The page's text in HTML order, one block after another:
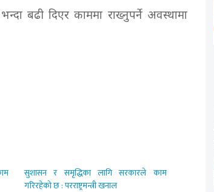
बढी दिएर काममा राख्नुपर्ने अवस्थामा
सुशासन र समृद्धिका लागि सरकारले काम
गरिरहेको छ : परराष्ट्रमन्त्री खनाल